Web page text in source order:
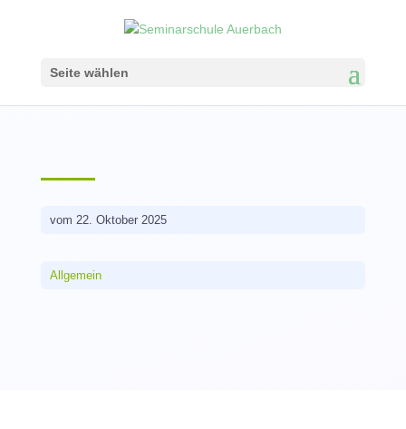
Seite wählen
vom 22. Oktober 2025
Allgemein